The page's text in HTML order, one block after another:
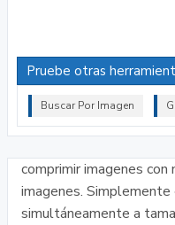
Pruebe otras
Buscar Por Imagen
comprimir imagenes
imagenes.
simultáneamente a